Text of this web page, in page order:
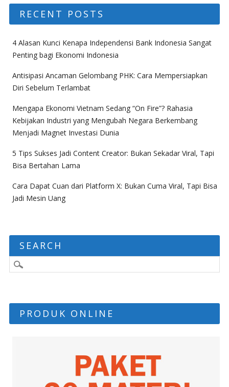
RECENT POSTS
4 Alasan Kunci Kenapa Independensi Bank Indonesia Sangat
Penting bagi Ekonomi Indonesia
Antisipasi Ancaman Gelombang PHK: Cara Mempersiapkan
Diri Sebelum Terlambat
Mengapa Ekonomi Vietnam Sedang “On Fire”? Rahasia
Kebijakan Industri yang Mengubah Negara Berkembang
Menjadi Magnet Investasi Dunia
5 Tips Sukses Jadi Content Creator: Bukan Sekadar Viral, Tapi
Bisa Bertahan Lama
Cara Dapat Cuan dari Platform X: Bukan Cuma Viral, Tapi Bisa
Jadi Mesin Uang
SEARCH
PRODUK ONLINE